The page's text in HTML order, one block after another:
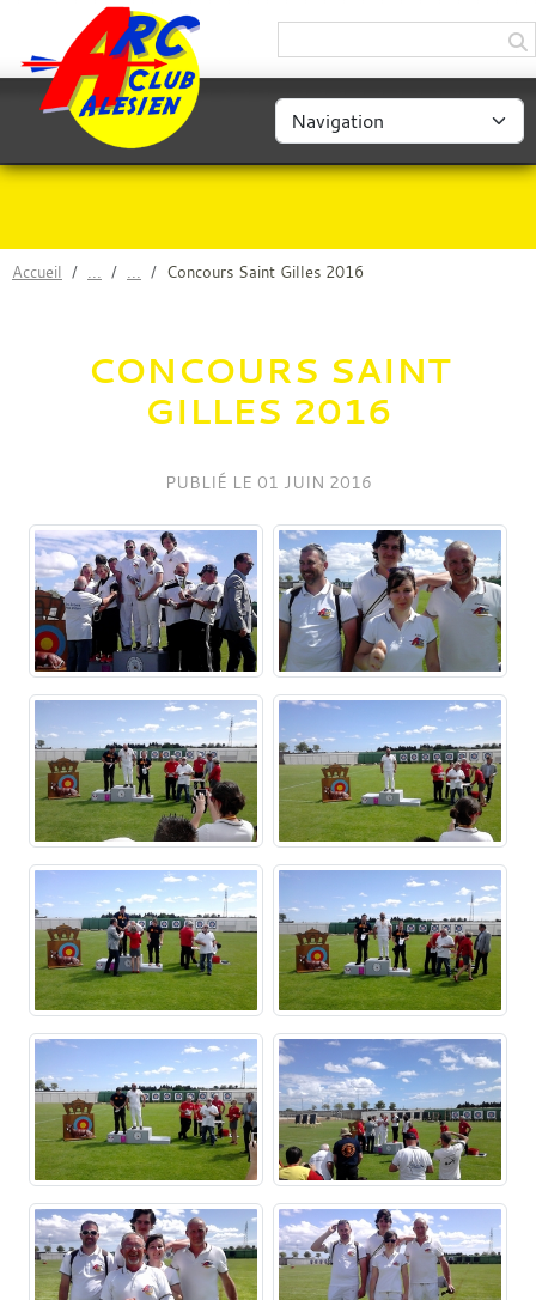
Accueil Concours Saint Gilles 2016
CONCOURS SAINT
GILLES 2016
PUBLIÉ LE 01 JUIN 2016
Panneau de gestion des cookies